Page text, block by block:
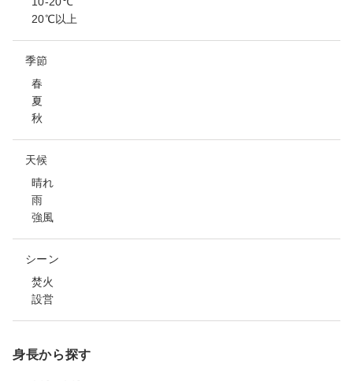
20℃以上
季節
春
夏
秋
天候
晴れ
雨
強風
シーン
焚火
設営
身長から探す